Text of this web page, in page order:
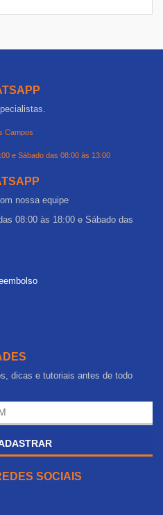
Campos
e Sábado das 08:00 às 13:00
nossa equipe
08:00 às 18:00 e Sábado das
dicas e tutoriais antes de todo
SOCIAIS